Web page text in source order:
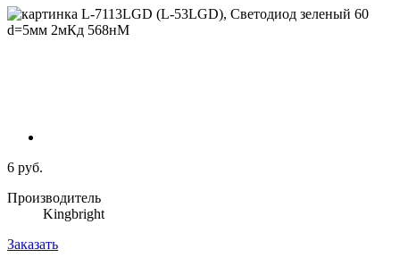
6 руб.
Производитель
Kingbright
Заказать